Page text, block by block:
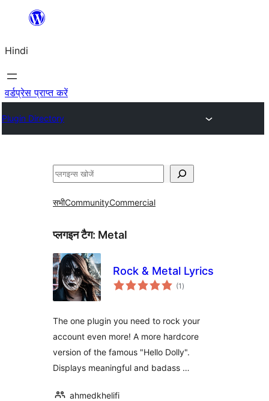
सामग्री
जाएं
Hindi
वर्डप्रेस प्राप्त करें
Plugin Directory
खोजें
सभीCommunityCommercial
प्लगइन टैग: Metal
Rock & Metal Lyrics
(1 कुल
दर)
The one plugin you need to rock your
account even more! A more hardcore
version of the famous "Hello Dolly".
Displays meaningful and badass …
ahmedkhelifi